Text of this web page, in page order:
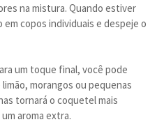
na mistura. Quando estiver
copos individuais e despeje o
um toque final, você pode
morangos ou pequenas
tornará o coquetel mais
aroma extra.